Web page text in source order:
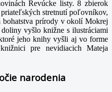
Revúcke listy. 8 zbierok
stretnutí poľovníkov,
bohatstva prírody v okolí Mokrej
vyšlo knižne s ilustráciami
jeho knihy vyšli aj vo forme
pre nevidiacich Mateja
narodenia